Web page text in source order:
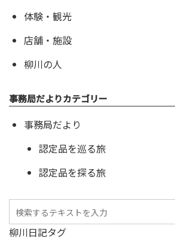
体験・観光
店舗・施設
柳川の人
事務局だよりカテゴリー
事務局だより
認定品を巡る旅
認定品を探る旅
柳川日記タグ